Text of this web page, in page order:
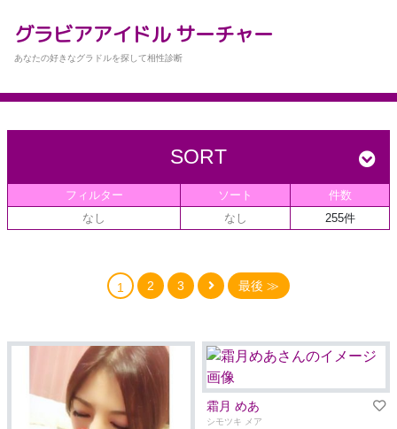
グラビアアイドル サーチャー
あなたの好きなグラドルを探して相性診断
SORT
フィルター ソート
件数
なし
なし 255件
1 2 3 最後 ≫
霜月 めあ
シモツキ メア